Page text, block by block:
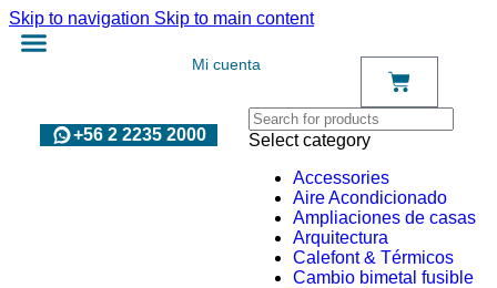
Skip to navigation Skip to main content
Mi cuenta
+56 2 2235 2000
Select category
Accessories
Aire Acondicionado
Ampliaciones de casas
Arquitectura
Calefont & Térmicos
Cambio bimetal fusible